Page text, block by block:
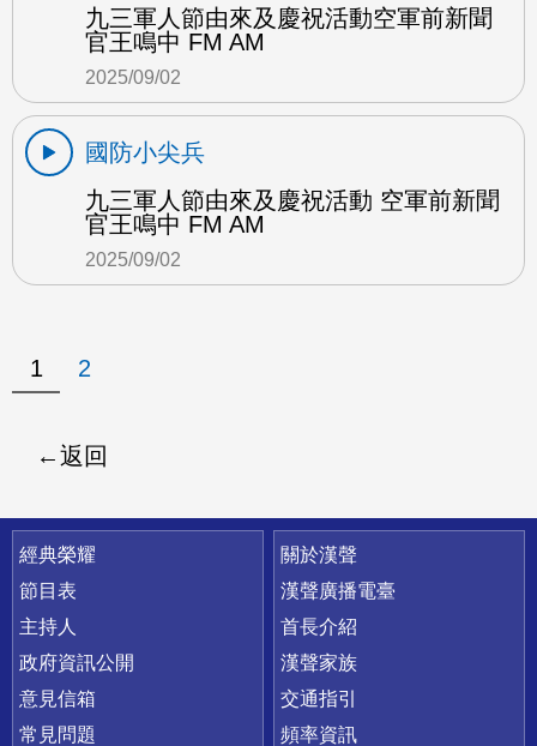
九三軍人節由來及慶祝活動空軍前新聞
官王鳴中 FM AM
2025/09/02
國防小尖兵
九三軍人節由來及慶祝活動 空軍前新聞
官王鳴中 FM AM
2025/09/02
1 2
返回
快速連結
經典榮耀
節目表
主持人
政府資訊公開
意見信箱
常見問題
關於漢聲
漢聲廣播電臺
首長介紹
漢聲家族
交通指引
頻率資訊